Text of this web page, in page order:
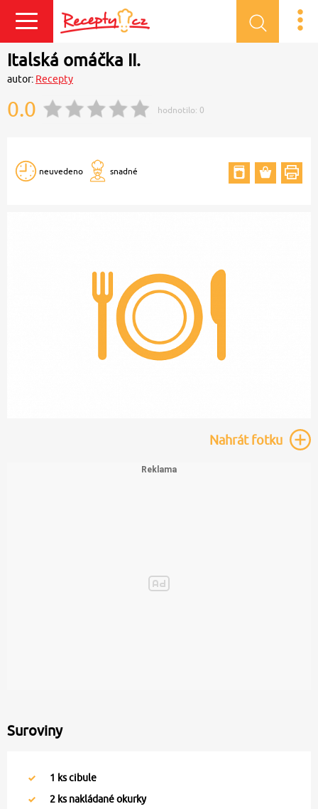
Přihlásit se
Italská omáčka II.
autor: Recepty
0.0 hodnotilo: 0
neuvedeno snadné
Nahrátfotku
Suroviny
1 ks cibule
2 ks nakládané okurky